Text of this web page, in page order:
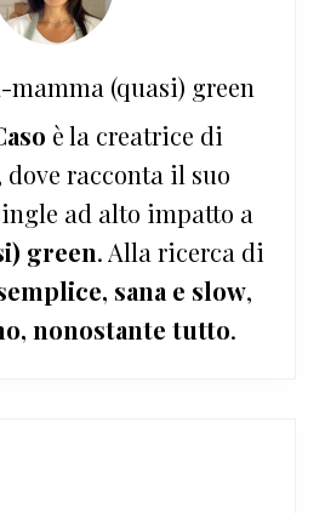
mamma (quasi) green
è la creatrice di
dove racconta il suo
ad alto impatto a
green. Alla ricerca di
sana e slow,
nonostante tutto.